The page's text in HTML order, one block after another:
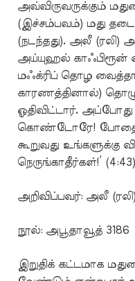
அவ்விருவருக்கும்
(இச்சம்பவம்) மது தடை
(நடந்தது). அலீ (ரலி)
அய்யுஹல் காஃபிரூன்
மஃக்ரிப் தொழ
காரணத்தினால்)
ஓதிவிட்டார்.
கொண்டோரே!
கூறுவது உங்களுக்கு
நெருங்காதீர்கள்!’
அறிவிப்பவர்: அலீ (ரலி)
நூல்: அபூதாவூத் 3186
இறுதிக் கட்டமாக